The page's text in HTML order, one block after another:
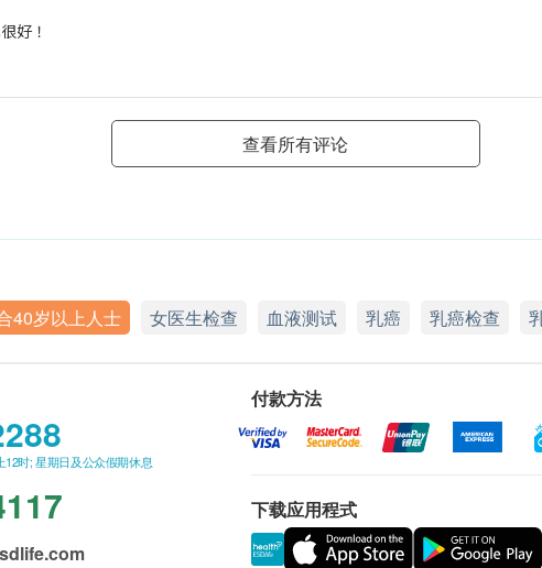
好！
查看所有评论
40岁以上人士 女医生检查 血液测试 乳癌 乳癌检查
时; 星期日及公众假期休息
付款方法
下载应用程式